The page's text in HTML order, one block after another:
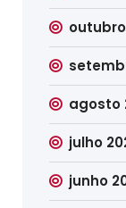
agosto
julho
junho